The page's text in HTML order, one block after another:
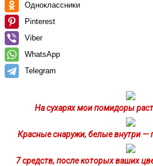
Одноклассники
Pinterest
Viber
WhatsApp
Telegram
На сухарях мои помидоры
Красные снаружи, белые внутри —
7 средств, после которых ваших